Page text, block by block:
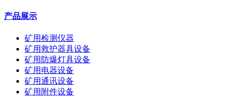
产品展示
矿用检测仪器
矿用救护器具设备
矿用防爆灯具设备
矿用电器设备
矿用通讯设备
矿用附件设备